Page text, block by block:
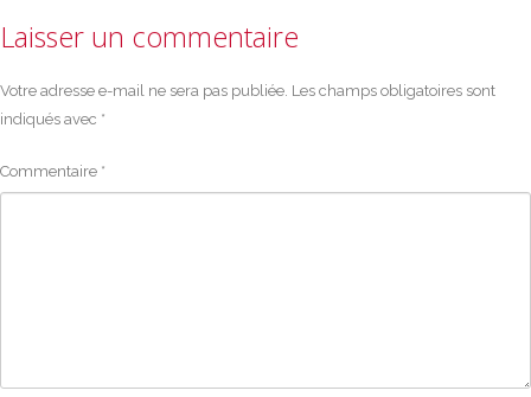
Laisser un commentaire
Votre adresse e-mail ne sera pas publiée. Les champs obligatoires sont
indiqués avec *
Commentaire *